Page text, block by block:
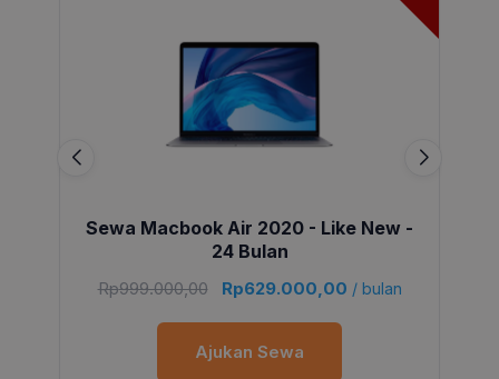
Sewa Macbook Air 2020 - Like New -
24 Bulan
Rp999.000,00 Rp629.000,00 / bulan
Ajukan Sewa